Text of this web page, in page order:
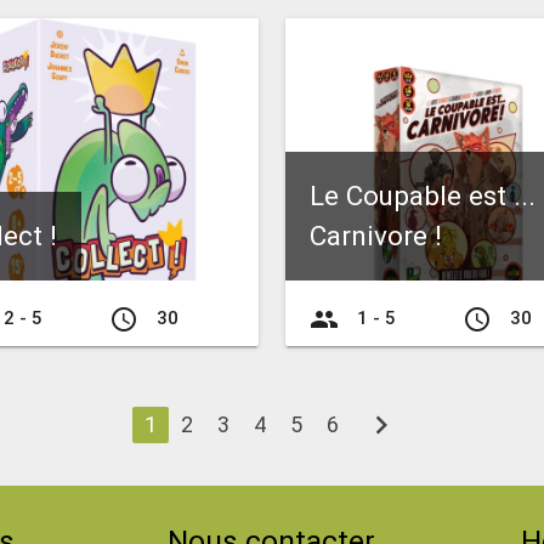
!
2 - 5 access_time 30
Le Coupable est ...
Carnivore !
group 1 - 5 access_time 30
1 2 3 4 5 6 chevron_right